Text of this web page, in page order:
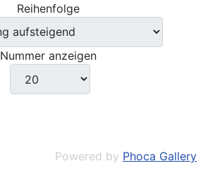
Reihenfolge
Nummer anzeigen
Powered by Phoca Gallery